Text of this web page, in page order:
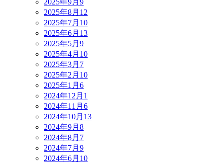
2025年8月 12
2025年7月 10
2025年6月 13
2025年5月 9
2025年4月 10
2025年3月 7
2025年2月 10
2025年1月 6
2024年12月 1
2024年11月 6
2024年10月 13
2024年9月 8
2024年8月 7
2024年7月 9
2024年6月 10